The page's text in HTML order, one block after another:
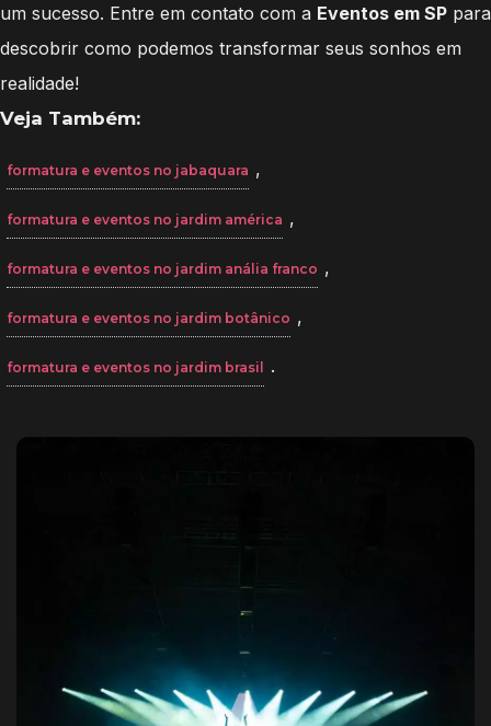
um sucesso. Entre em contato com a Eventos em SP para
descobrir como podemos transformar seus sonhos em
realidade!
Veja Também:
formatura e eventos no jabaquara ,
formatura e eventos no jardim américa ,
formatura e eventos no jardim anália franco ,
formatura e eventos no jardim botânico ,
formatura e eventos no jardim brasil .